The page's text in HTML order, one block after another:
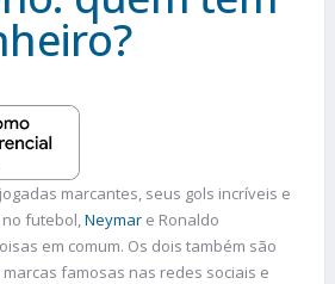
marcantes, seus gols incríveis e
futebol,Neymar e Ronaldo
em comum. Os dois também são
famosas nas redes sociais e